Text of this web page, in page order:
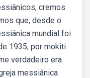
cremos
que, desde o
mundial foi
1935, por mokiti
verdadeiro era
messiânica